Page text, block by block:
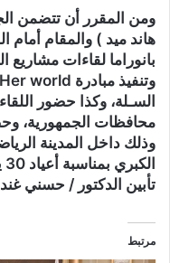
ومن المقرر أن تتضمن
هاند ميد ) والمقام أمام
بانوراما لقاءات مشاريع
السـلة، وكذا حضور
محافظات الجمهورية،
وذلك داخل المدينة
تأبين الدكتور / حسني
مرتبط